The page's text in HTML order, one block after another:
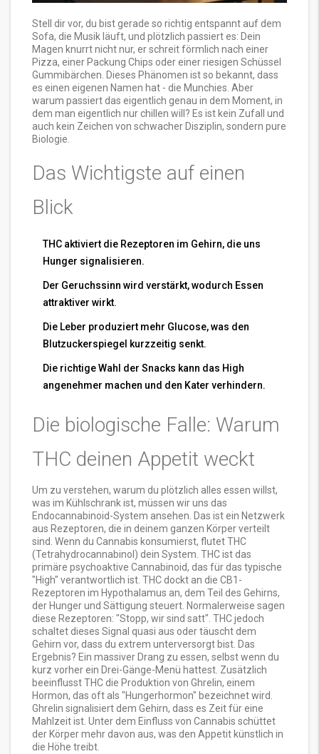
Stell dir vor, du bist gerade so richtig entspannt auf dem
Sofa, die Musik läuft, und plötzlich passiert es: Dein
Magen knurrt nicht nur, er schreit förmlich nach einer
Pizza, einer Packung Chips oder einer riesigen Schüssel
Gummibärchen. Dieses Phänomen ist so bekannt, dass
es einen eigenen Namen hat - die Munchies. Aber
warum passiert das eigentlich genau in dem Moment, in
dem man eigentlich nur chillen will? Es ist kein Zufall und
auch kein Zeichen von schwacher Disziplin, sondern pure
Biologie.
Das Wichtigste auf einen
Blick
THC aktiviert die Rezeptoren im Gehirn, die uns
Hunger signalisieren.
Der Geruchssinn wird verstärkt, wodurch Essen
attraktiver wirkt.
Die Leber produziert mehr Glucose, was den
Blutzuckerspiegel kurzzeitig senkt.
Die richtige Wahl der Snacks kann das High
angenehmer machen und den Kater verhindern.
Die biologische Falle: Warum
THC deinen Appetit weckt
Um zu verstehen, warum du plötzlich alles essen willst,
was im Kühlschrank ist, müssen wir uns das
Endocannabinoid-System ansehen. Das ist ein Netzwerk
aus Rezeptoren, die in deinem ganzen Körper verteilt
sind. Wenn du Cannabis konsumierst, flutetTHC
(Tetrahydrocannabinol) dein System. THC ist das
primäre psychoaktive Cannabinoid, das für das typische
"High" verantwortlich ist. THC dockt an die CB1-
Rezeptoren im Hypothalamus an, dem Teil des Gehirns,
der Hunger und Sättigung steuert. Normalerweise sagen
diese Rezeptoren: "Stopp, wir sind satt". THC jedoch
schaltet dieses Signal quasi aus oder täuscht dem
Gehirn vor, dass du extrem unterversorgt bist. Das
Ergebnis? Ein massiver Drang zu essen, selbst wenn du
kurz vorher ein Drei-Gänge-Menü hattest. Zusätzlich
beeinflusst THC die Produktion von Ghrelin, einem
Hormon, das oft als "Hungerhormon" bezeichnet wird.
Ghrelin signalisiert dem Gehirn, dass es Zeit für eine
Mahlzeit ist. Unter dem Einfluss von Cannabis schüttet
der Körper mehr davon aus, was den Appetit künstlich in
die Höhe treibt.